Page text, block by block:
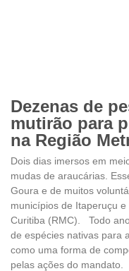
Dezenas de
mutirão para
na Região
Dois dias imersos em
mudas de araucárias.
Goura e de muitos
municípios de Itaperuçu
Curitiba (RMC). Todo
de espécies nativas para
como uma forma de
pelas ações do